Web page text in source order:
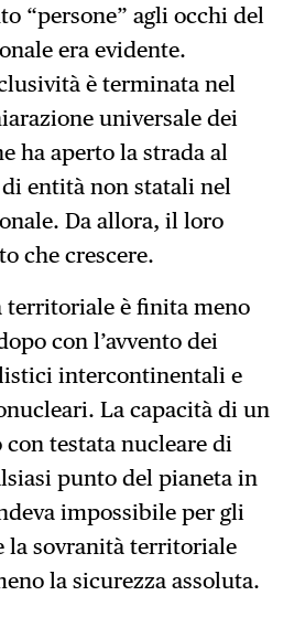
“persone” agli occhi del
era evidente.
è terminata nel
universale dei
ha aperto la strada al
entità non statali nel
Da allora, il loro
che crescere.
territoriale è finita meno
con l’avvento dei
intercontinentali e
La capacità di un
testata nucleare di
punto del pianeta in
impossibile per gli
la sovranità territoriale
la sicurezza assoluta.